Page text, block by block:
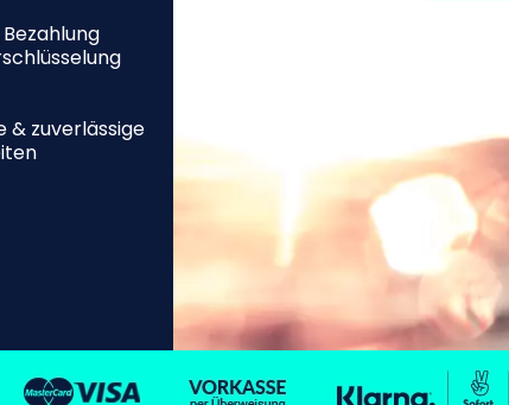
& zuverlässige